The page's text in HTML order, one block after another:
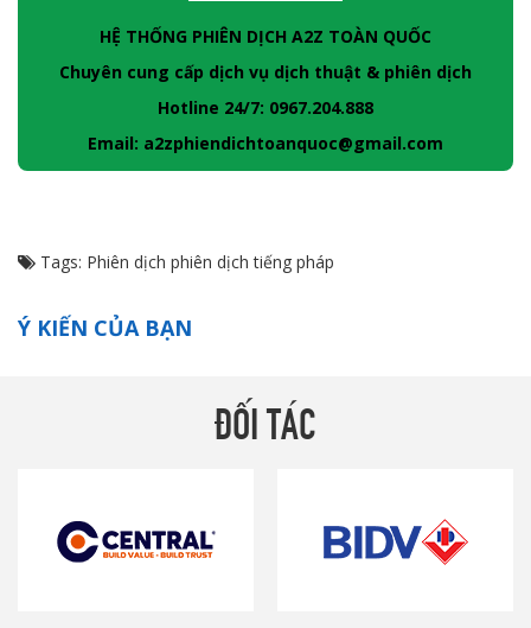
HỆ THỐNG PHIÊN DỊCH A2Z TOÀN QUỐC
Chuyên cung cấp dịch vụ dịch thuật & phiên dịch
Hotline 24/7: 0967.204.888
Email: a2zphiendichtoanquoc@gmail.com
Tags: Phiên dịch phiên dịch tiếng pháp
Ý KIẾN CỦA BẠN
ĐỐI TÁC